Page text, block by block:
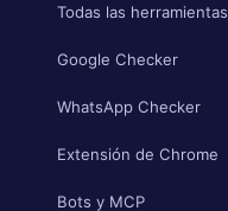
Todas las herramientas
Google Checker
WhatsApp Checker
Extensión de Chrome
Bots y MCP